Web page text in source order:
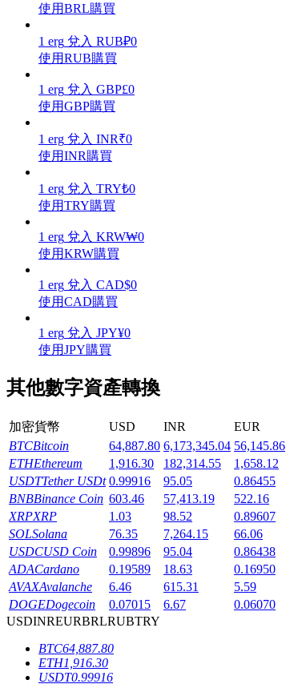
學習如何保持盈利
使您的資產穩定增值
機槍池
一鍵質押鎖定高收益
使用BRL購買
1 erg 兌入 RUB₽0
使用RUB購買
1 erg 兌入 GBP£0
使用GBP購買
1 erg 兌入 INR₹0
使用INR購買
1 erg 兌入 TRY₺0
使用TRY購買
1 erg 兌入 KRW₩0
使用KRW購買
1 erg 兌入 CAD$0
使用CAD購買
1 erg 兌入 JPY¥0
使用JPY購買
其他數字資產轉換
加密貨幣 USD INR EUR
BTCBitcoin 64,887.80 6,173,345.04 56,145.86
ETHEthereum 1,916.30 182,314.55 1,658.12
USDTTether USDt 0.99916 95.05 0.86455
BNBBinance Coin 603.46 57,413.19 522.16
XRPXRP 1.03 98.52 0.89607
SOLSolana 76.35 7,264.15 66.06
USDCUSD Coin 0.99896 95.04 0.86438
ADACardano 0.19589 18.63 0.16950
AVAXAvalanche 6.46 615.31 5.59
DOGEDogecoin 0.07015 6.67 0.06070
USDINREURBRLRUBTRY
BTC64,887.80
ETH1,916.30
USDT0.99916